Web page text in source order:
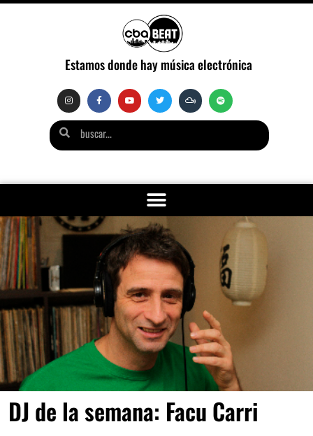
Estamos donde hay música electrónica
DJ de la semana: Facu Carri